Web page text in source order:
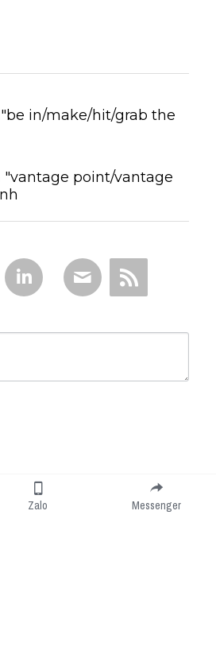
in/make​/​hit​/​grab the
point/vantage
Zalo Messenger